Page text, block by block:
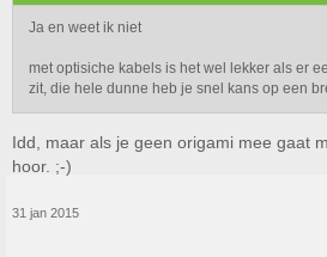
Ja en weet ik niet
met optisiche kabels is het wel lekker als er
zit, die hele dunne heb je snel kans op een
Idd, maar als je geen origami mee gaat
hoor. ;-)
31 jan 2015